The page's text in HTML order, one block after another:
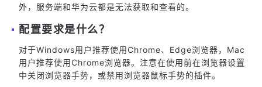
外，服务端和华为云都是无法获取和查看的。
配置要求是什么？
对于Windows用户推荐使用Chrome、Edge浏览器，Mac
用户推荐使用Chrome浏览器。注意在使用前在浏览器设置
中关闭浏览器手势，或禁用浏览器鼠标手势的插件。